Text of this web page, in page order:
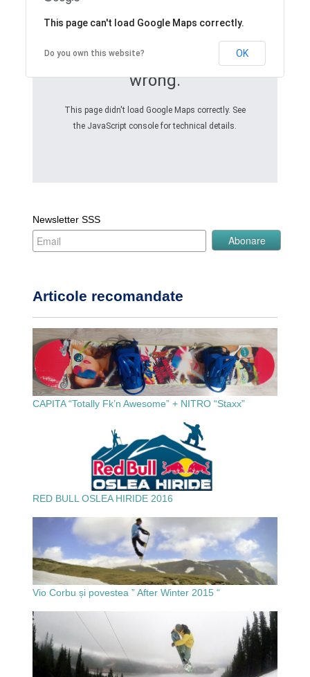
Oops! Something went
wrong.
This page didn't load Google Maps correctly. See
the JavaScript console for technical details.
This page can't load Google Maps correctly.
Do you own this website? OK
Newsletter SSS
Articole recomandate
CAPITA “Totally Fk’n Awesome” + NITRO “Staxx”
RED BULL OSLEA HIRIDE 2016
Vio Corbu și povestea ” After Winter 2015 “